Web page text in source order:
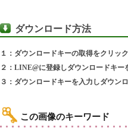
ダウンロード方法
１：ダウンロードキーの取得をクリック
２：LINE@に登録しダウンロードキー
３：ダウンロードキーを入力しダウン
この画像のキーワード